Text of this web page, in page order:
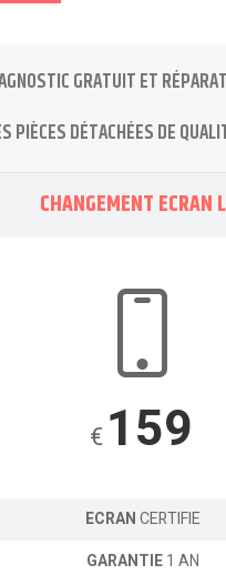
GRATUIT ET
PIÈCES DÉTACHÉES DE
CHANGEMENT ECRAN
€159
ECRANCERTIFIE
GARANTIE1 AN